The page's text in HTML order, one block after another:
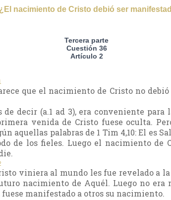
nacimiento de Cristo debió ser
Tercera parte
Cuestión 36
Artículo 2
que el nacimiento de Cristo no
de decir (a.1 ad 3), era conveniente
venida de Cristo fuese oculta.
aquellas palabras de 1 Tim 4,10: El es
de los fieles. Luego el nacimiento de
viniera al mundo les fue revelado a
nacimiento de Aquél. Luego no era
manifestado a otros su nacimiento.